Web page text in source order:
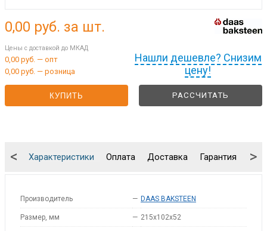
Нашли дешевле? Снизим
цену!
0,00 руб. за шт.
Цены с доставкой до МКАД
0,00 руб. — опт
0,00 руб. — розница
КУПИТЬ РАССЧИТАТЬ
Характеристики Оплата Доставка Гарантия
< >
Производитель — DAAS BAKSTEEN
Размер, мм — 215x102x52